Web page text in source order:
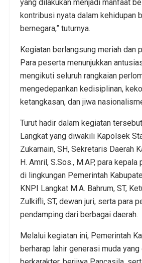
yang dilakukan menjadi manfaat
kontribusi nyata dalam kehidupan
bernegara,” tuturnya.
Kegiatan berlangsung meriah dan
Para peserta menunjukkan
mengikuti seluruh rangkaian
mengedepankan kedisiplinan,
ketangkasan, dan jiwa
Turut hadir dalam kegiatan
Langkat yang diwakili Kapolsek
Zukarnain, SH, Sekretaris Daerah
H. Amril, S.Sos., M.AP, para
di lingkungan Pemerintah
KNPI Langkat M.A. Bahrum, ST,
Zulkifli, ST, dewan juri, serta para
pendamping dari berbagai daerah.
Melalui kegiatan ini, Pemerintah
berharap lahir generasi muda